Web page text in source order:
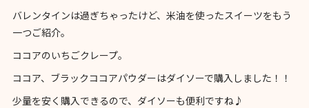
バレンタインは過ぎちゃったけど、米油を使ったスイーツをもう
一つご紹介。
ココアのいちごクレープ。
ココア、ブラックココアパウダーはダイソーで購入しました！！
少量を安く購入できるので、ダイソーも便利ですね♪